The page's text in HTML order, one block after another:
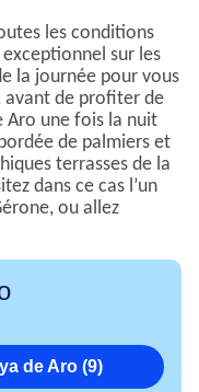
les conditions
sur les
la journée pour vous
avant de profiter de
Aro une fois la nuit
de palmiers et
terrasses de la
dans ce cas l’un
ou allez
de Aro (9)